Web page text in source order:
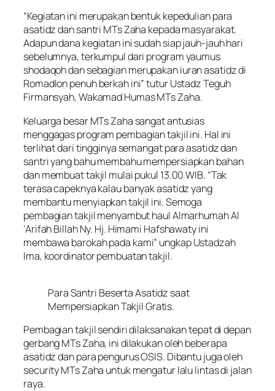
“Kegiatan ini merupakan bentuk kepedulian para
asatidz dan santri MTs Zaha kepada masyarakat.
Adapun dana kegiatan ini sudah siap jauh-jauh hari
sebelumnya, terkumpul dari programyaumus
shodaqohdan sebagian merupakan iuran asatidz di
Romadlon penuh berkah ini” tutur Ustadz Teguh
Firmansyah, Wakamad Humas MTs Zaha.
Keluarga besar MTs Zaha sangat antusias
menggagas program pembagian takjil ini. Hal ini
terlihat dari tingginya semangat para asatidz dan
santri yang bahu membahu mempersiapkan bahan
dan membuat takjil mulai pukul 13.00 WIB. “Tak
terasa capeknya kalau banyak asatidz yang
membantu menyiapkan takjil ini. Semoga
pembagian takjil menyambut haul Almarhumah Al
‘Arifah Billah Ny. Hj. Himami Hafshawaty ini
membawa barokah pada kami” ungkap Ustadzah
Ima, koordinator pembuatan takjil.
Para Santri Beserta Asatidz saat
Mempersiapkan Takjil Gratis.
Pembagian takjil sendiri dilaksanakan tepat di depan
gerbang MTs Zaha, ini dilakukan oleh beberapa
asatidz dan para pengurus OSIS. Dibantu juga oleh
security MTs Zaha untuk mengatur lalu lintas di jalan
raya.